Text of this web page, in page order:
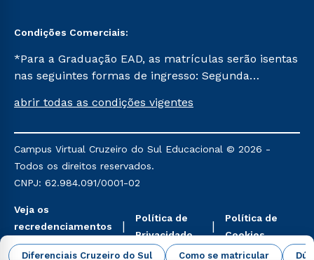
Diferenciais Cruzeiro do Sul Como se matricular
Condições Comerciais:
*Para a Graduação EAD, as matrículas serão isentas
nas seguintes formas de ingresso: Segunda
Já para as demais, a taxa de matrícula será de R$
mencionadas são referentes aos cursos: Ensino
Religioso, Geografia para a Docência e Metodologia
do Ensino de História: Questões Atuais.
abrir todas as condições vigentes
Campus Virtual Cruzeiro do Sul Educacional © 2026 -
Todos os direitos reservados.
CNPJ: 62.984.091/0001-02
Veja os
recredenciamentos
aqui
Política de
Privacidade
Política de
Cookies